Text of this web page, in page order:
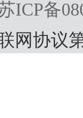
ICP备
网协